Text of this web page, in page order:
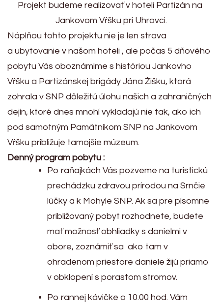
Projekt budeme realizovať v hoteli Partizán na
Jankovom Vŕšku pri Uhrovci.
Náplňou tohto projektu nie je len strava
a ubytovanie v našom hoteli , ale počas 5 dňového
pobytu Vás oboznámime s históriou Jankovho
Vŕšku a Partizánskej brigády Jána Žišku, ktorá
zohrala v SNP dôležitú úlohu našich a zahraničných
dejín, ktoré dnes mnohí vykladajú nie tak, ako ich
pod samotným Pamätníkom SNP na Jankovom
Vŕšku približuje tamojšie múzeum.
Denný program pobytu :
Po raňajkách Vás pozveme na turistickú
prechádzku zdravou prírodou na Srnčie
lúčky a k Mohyle SNP. Ak sa pre písomne
približovaný pobyt rozhodnete, budete
mať možnosť obhliadky s danielmi v
obore, zoznámiť sa ako tam v
ohradenom priestore daniele žijú priamo
v obklopení s porastom stromov.
Po rannej kávičke o 10.00 hod. Vám